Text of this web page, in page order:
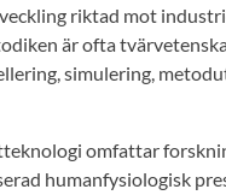
riktad mot
är ofta
simulering,
omfattar
humanfysiologisk